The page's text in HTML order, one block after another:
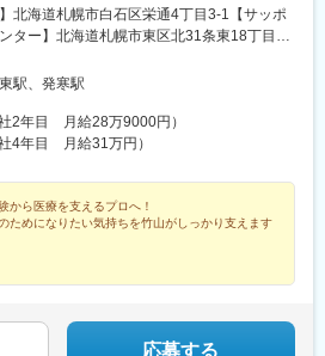
北海道札幌市白石区栄通4丁目3‐1【サッポ
ター】北海道札幌市東区北31条東18丁目6-
ー】北海道札幌市西区発寒15条14丁目3-3※
て決定します
駅、発寒駅
2年目 月給28万9000円）
4年目 月給31万円）
から医療を支えるプロへ！
ためになりたい気持ちを竹山がしっかり支えます
応募する